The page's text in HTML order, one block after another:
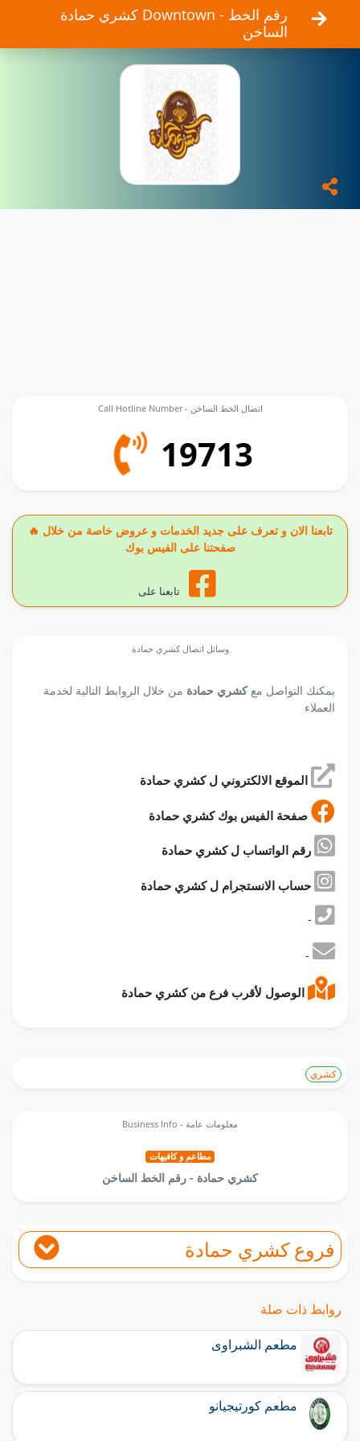
كشري حمادة Downtown - رقم الخط
الساخن
Call Hotline Number - اتصال الخط الساخن
19713
🔥 تابعنا الان و تعرف على جديد الخدمات و عروض خاصة من خلال
صفحتنا على الفيس بوك
تابعنا على
وسائل اتصال كشري حمادة
يمكنك التواصل معكشري حمادة من خلال الروابط التالية لخدمة
العملاء
-
-
كشري
Business Info - معلومات عامة
مطاعم و كافيهات
كشري حمادة - رقم الخط الساخن
فروع كشري حمادة
روابط ذات صلة
مطعم الشبراوى
مطعم كورتيجيانو